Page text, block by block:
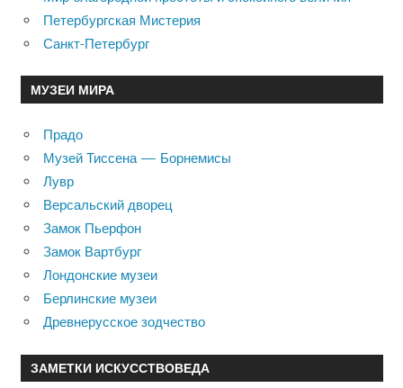
Петербургская Мистерия
Санкт-Петербург
МУЗЕИ МИРА
Прадо
Музей Тиссена — Борнемисы
Лувр
Версальский дворец
Замок Пьерфон
Замок Вартбург
Лондонские музеи
Берлинские музеи
Древнерусское зодчество
ЗАМЕТКИ ИСКУССТВОВЕДА